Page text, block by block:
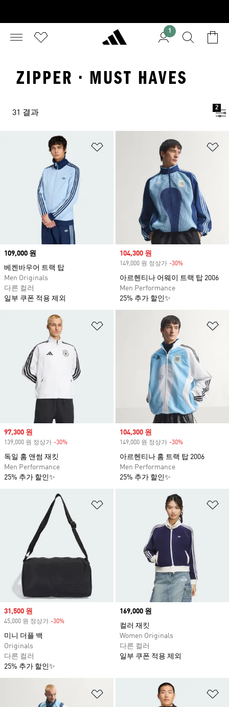
1
ZIPPER · MUST HAVES
31 결과
2
위시리스트 담기
Price
109,000 원
베켄바우어 트랙 탑
Men Originals
다른 컬러
일부 쿠폰 적용 제외
Sale price
104,300 원
149,000 원 정상가 -30%
아르헨티나 어웨이 트랙 탑 2006
Men Performance
25% 추가 할인✨
위시리스트 담기
Sale price
97,300 원
139,000 원 정상가 -30%
독일 홈 앤썸 재킷
Men Performance
25% 추가 할인✨
Sale price
104,300 원
149,000 원 정상가 -30%
아르헨티나 홈 트랙 탑 2006
Men Performance
25% 추가 할인✨
Sale price
31,500 원
45,000 원 정상가 -30%
미니 더플 백
Originals
다른 컬러
25% 추가 할인✨
Price
169,000 원
컬러 재킷
Women Originals
다른 컬러
일부 쿠폰 적용 제외
위시리스트 담기